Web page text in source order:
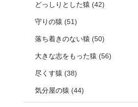
どっしりとした猿 (42)
守りの猿 (51)
落ち着きのない猿 (50)
大きな志をもった猿 (56)
尽くす猿 (38)
気分屋の猿 (44)